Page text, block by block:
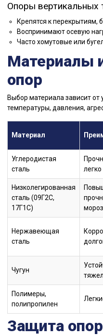
Опоры вертикальных
Крепятся к перекрытиям,
Воспринимают осевую
Часто хомутовые или
Материалы
опор
Выбор материала зависит от
температуры, давления,
Материал
Углеродистая
сталь
Низколегированная
сталь (09Г2С,
17Г1С)
Нержавеющая
сталь
Чугун
Полимеры,
полипропилен
Защита